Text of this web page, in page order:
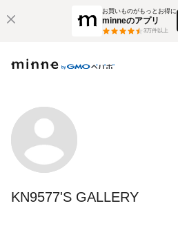
お買いものがもっとお得に
minneのアプリ
3万件以上
KN9577'S GALLERY